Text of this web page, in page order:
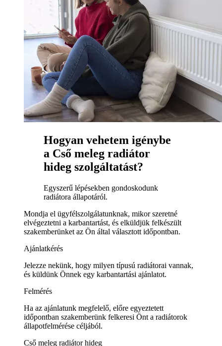
Hogyan vehetem igénybe
a Cső meleg radiátor
hideg szolgáltatást?
Egyszerű lépésekben gondoskodunk
radiátora állapotáról.
Mondja el ügyfélszolgálatunknak, mikor szeretné
elvégeztetni a karbantartást, és elküldjük felkészült
szakemberünket az Ön által választott időpontban.
Ajánlatkérés
Jelezze nekünk, hogy milyen típusú radiátorai vannak,
és küldünk Önnek egy karbantartási ajánlatot.
Felmérés
Ha az ajánlatunk megfelelő, előre egyeztetett
időpontban szakemberünk felkeresi Önt a radiátorok
állapotfelmérése céljából.
Cső meleg radiátor hideg